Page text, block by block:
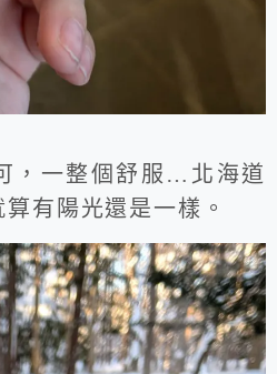
，一整個舒服…北海道
有陽光還是一樣。